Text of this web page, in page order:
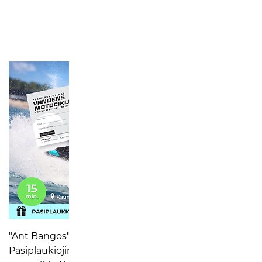
Greita peržiūra
"Ant Bangos" dovanų kuponas –
Pasiplaukiojimas vandens